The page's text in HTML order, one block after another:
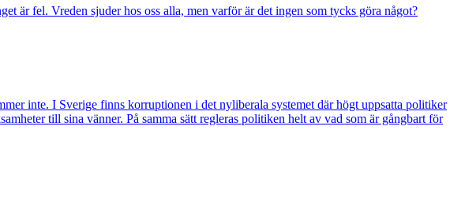
är fel. Vreden sjuder hos oss alla, men varför är det ingen som tycks göra något?
inte. I Sverige finns korruptionen i det nyliberala systemet där högt uppsatta politiker
till sina vänner. På samma sätt regleras politiken helt av vad som är gångbart för